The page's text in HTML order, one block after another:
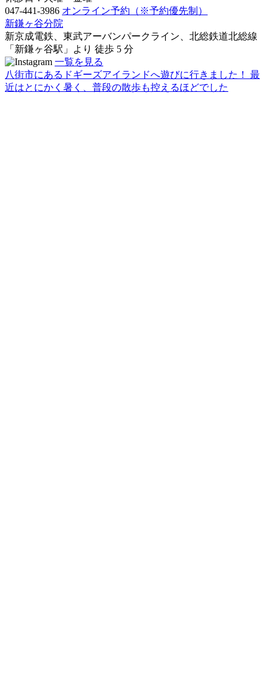
047-441-3986 オンライン予約 （※予約優先制）
新鎌ヶ谷分院
新京成電鉄、東武アーバンパークライン、北総鉄道北総線
「新鎌ヶ谷駅」より 徒歩 5 分
一覧を見る
八街市にあるドギーズアイランドへ遊びに行きました！ 最
近はとにかく暑く、普段の散歩も控えるほどでした